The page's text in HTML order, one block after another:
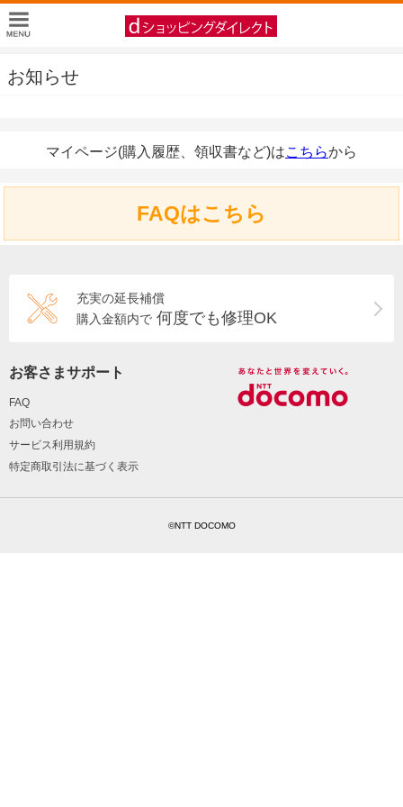
お知らせ
マイページ(購入履歴、領収書など)はこちらから
FAQはこちら
充実の延長補償
購入金額内で 何度でも修理OK
お客さまサポート
FAQ
お問い合わせ
サービス利用規約
特定商取引法に基づく表示
©NTT DOCOMO